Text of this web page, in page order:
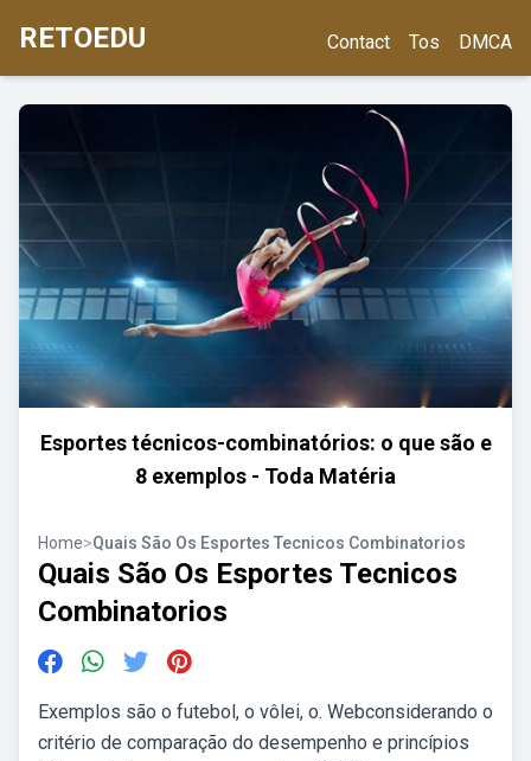
RETOEDU Contact Tos DMCA
Esportes técnicos-combinatórios: o que são e
8 exemplos - Toda Matéria
Home>Quais São Os Esportes Tecnicos Combinatorios
Quais São Os Esportes Tecnicos
Combinatorios
Exemplos são o futebol, o vôlei, o. Webconsiderando o
critério de comparação do desempenho e princípios